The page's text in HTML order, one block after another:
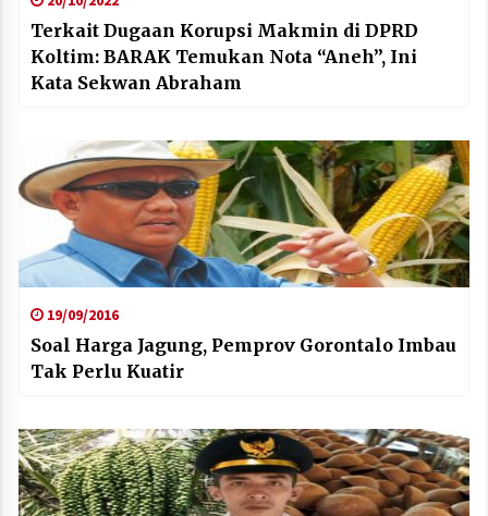
Terkait Dugaan Korupsi Makmin di DPRD
Koltim: BARAK Temukan Nota “Aneh”, Ini
Kata Sekwan Abraham
19/09/2016
Soal Harga Jagung, Pemprov Gorontalo Imbau
Tak Perlu Kuatir